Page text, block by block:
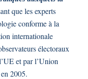
que les experts
conforme à la
internationale
électoraux
et par l’Union
2005.